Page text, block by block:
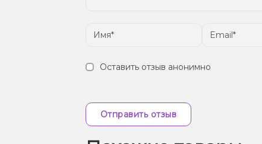
Оставить отзыв анонимно
Отправить отзыв